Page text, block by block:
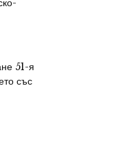
51-я
със